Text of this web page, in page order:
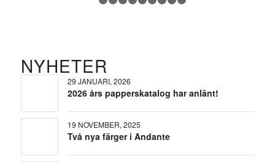
1 2 3 4
NYHETER
29 JANUARI, 2026
2026 års papperskatalog har anlänt!
19 NOVEMBER, 2025
Två nya färger i Andante